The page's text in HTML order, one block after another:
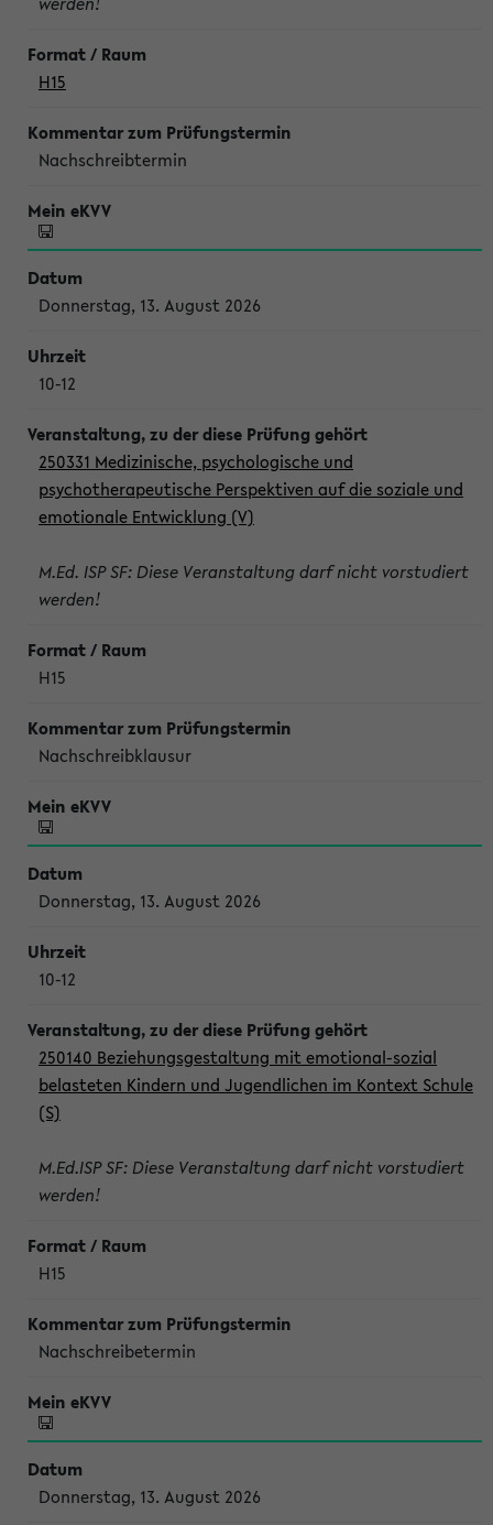
H15
Nachschreibtermin
Donnerstag, 13. August 2026
10-12
250331 Medizinische, psychologische und
psychotherapeutische Perspektiven auf die soziale und
emotionale Entwicklung (V)
M.Ed. ISP SF: Diese Veranstaltung darf nicht vorstudiert
werden!
H15
Nachschreibklausur
Donnerstag, 13. August 2026
10-12
250140 Beziehungsgestaltung mit emotional-sozial
belasteten Kindern und Jugendlichen im Kontext Schule
(S)
M.Ed.ISP SF: Diese Veranstaltung darf nicht vorstudiert
werden!
H15
Nachschreibetermin
Donnerstag, 13. August 2026